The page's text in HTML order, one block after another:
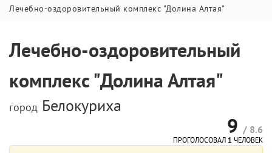
Лечебно-оздоровительный комплекс "Долина Алтая"
Лечебно-оздоровительный
комплекс "Долина Алтая"
город Белокуриха
9 / 8.6
ПРОГОЛОСОВАЛ 1 ЧЕЛОВЕК